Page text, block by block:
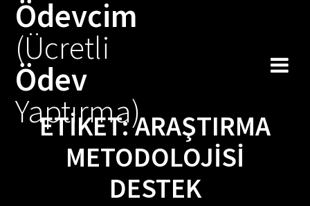
Ödevcim
(Ücretli
Ödev
Yaptırma)
ETIKET:ARAŞTIRMA
METODOLOJISI
DESTEK